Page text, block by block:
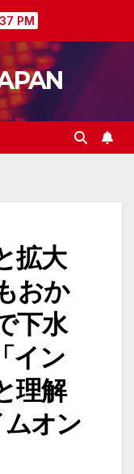
PM
拡大
おか
下水
イン
理解
オン